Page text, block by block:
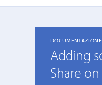
Adding
Share